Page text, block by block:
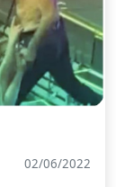
02/06/2022